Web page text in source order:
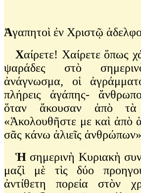
Ἀγαπητοὶ ἐν Χριστῷ
Χαίρετε! Χαίρετε ὅπως
ψαράδες στὸ
ἀνάγνωσμα, οἱ
πλήρεις ἀγάπης-
ὅταν ἄκουσαν ἀπὸ τὰ
«Ἀκολουθῆστε με καὶ ἀπὸ
σᾶς κάνω ἁλιεῖς
Ἡσημερινὴ Κυριακὴ
μαζὶ μὲ τὶς δύο
ἀντίθετη πορεία στὸν